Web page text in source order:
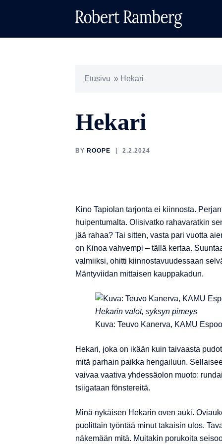
Etusivu » Hekari
Hekari
BY ROOPE 2.2.2024
Kino Tapiolan tarjonta ei kiinnosta.
huipentumalta. Olisivatko rahavaratkin
jää rahaa? Tai sitten, vasta pari vuotta
on Kinoa vahvempi – tällä kertaa.
valmiiksi, ohitti kiinnostavuudessaan
Mäntyviidan mittaisen kauppakadun.
Hekarin valot, syksyn pimeys
Kuva: Teuvo Kanerva, KAMU
Hekari, joka on ikään kuin taivaasta
mitä parhain paikka hengailuun.
vaivaa vaativa yhdessäolon muoto:
tsiigataan fönstereitä.
Minä nykäisen Hekarin oven auki.
puolittain työntää minut takaisin ulos.
näkemään mitä. Muitakin porukoita